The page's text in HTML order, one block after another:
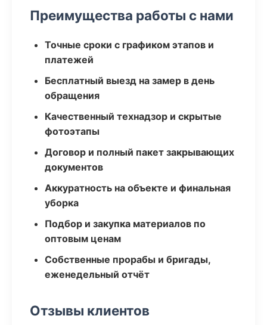
Преимущества работы с нами
Точные сроки с графиком этапов и
платежей
Бесплатный выезд на замер в день
обращения
Качественный технадзор и скрытые
фотоэтапы
Договор и полный пакет закрывающих
документов
Аккуратность на объекте и финальная
уборка
Подбор и закупка материалов по
оптовым ценам
Собственные прорабы и бригады,
еженедельный отчёт
Отзывы клиентов